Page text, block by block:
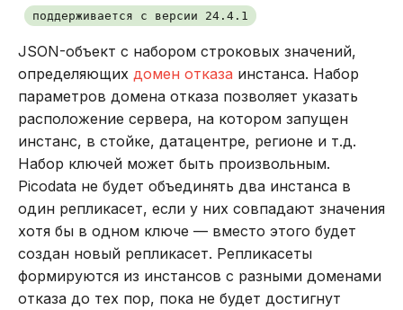
поддерживается с версии 24.4.1
JSON-объект с набором строковых значений,
определяющих домен отказа инстанса. Набор
параметров домена отказа позволяет указать
расположение сервера, на котором запущен
инстанс, в стойке, датацентре, регионе и т.д.
Набор ключей может быть произвольным.
Picodata не будет объединять два инстанса в
один репликасет, если у них совпадают значения
хотя бы в одном ключе — вместо этого будет
создан новый репликасет. Репликасеты
формируются из инстансов с разными доменами
отказа до тех пор, пока не будет достигнут